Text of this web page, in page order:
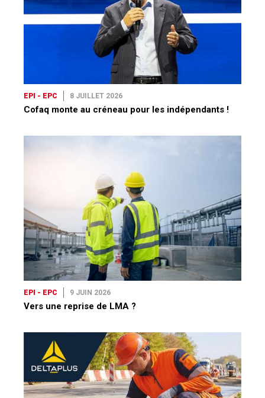
EPI - EPC 8 JUILLET 2026
Cofaq monte au créneau pour les indépendants !
EPI - EPC 9 JUIN 2026
Vers une reprise de LMA ?